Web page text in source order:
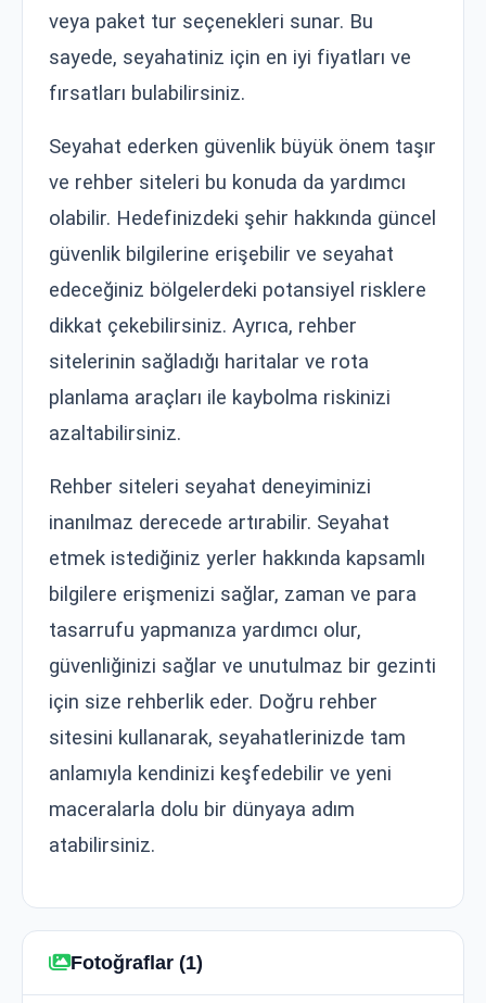
veya paket tur seçenekleri sunar. Bu
sayede, seyahatiniz için en iyi fiyatları ve
fırsatları bulabilirsiniz.
Seyahat ederken güvenlik büyük önem taşır
ve rehber siteleri bu konuda da yardımcı
olabilir. Hedefinizdeki şehir hakkında güncel
güvenlik bilgilerine erişebilir ve seyahat
edeceğiniz bölgelerdeki potansiyel risklere
dikkat çekebilirsiniz. Ayrıca, rehber
sitelerinin sağladığı haritalar ve rota
planlama araçları ile kaybolma riskinizi
azaltabilirsiniz.
Rehber siteleri seyahat deneyiminizi
inanılmaz derecede artırabilir. Seyahat
etmek istediğiniz yerler hakkında kapsamlı
bilgilere erişmenizi sağlar, zaman ve para
tasarrufu yapmanıza yardımcı olur,
güvenliğinizi sağlar ve unutulmaz bir gezinti
için size rehberlik eder. Doğru rehber
sitesini kullanarak, seyahatlerinizde tam
anlamıyla kendinizi keşfedebilir ve yeni
maceralarla dolu bir dünyaya adım
atabilirsiniz.
Fotoğraflar (1)